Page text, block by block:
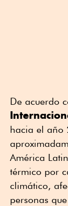
De acuerdo
hacia el año
América
térmico por
climático,
personas